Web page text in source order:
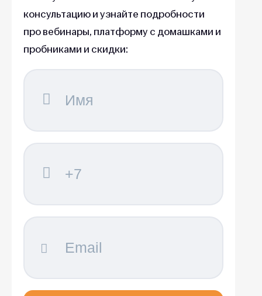
консультацию и узнайте подробности
про вебинары, платформу с домашками и
пробниками и скидки: